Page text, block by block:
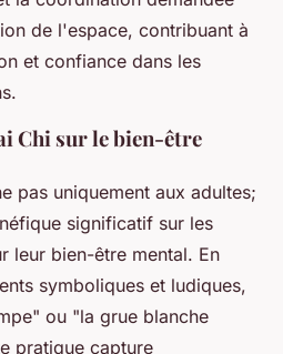
de l'espace, contribuant à
et confiance dans les
Chi sur le bien-être
pas uniquement aux adultes;
significatif sur les
leur bien-être mental. En
symboliques et ludiques,
ou "la grue blanche
pratique capture